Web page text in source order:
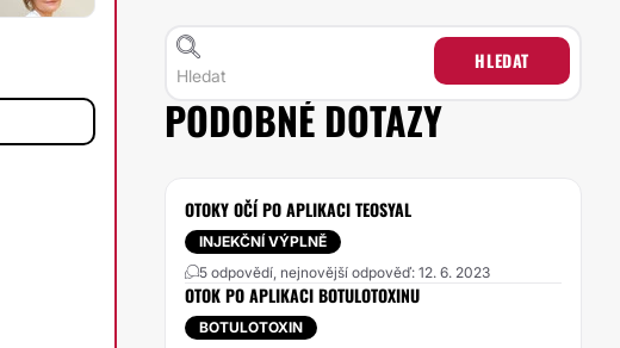
HLEDAT
PODOBNÉ DOTAZY
OTOKY OČÍ PO APLIKACI TEOSYAL
INJEKČNÍ VÝPLNĚ
5 odpovědí, nejnovější odpověď: 12. 6. 2023
OTOK PO APLIKACI BOTULOTOXINU
BOTULOTOXIN